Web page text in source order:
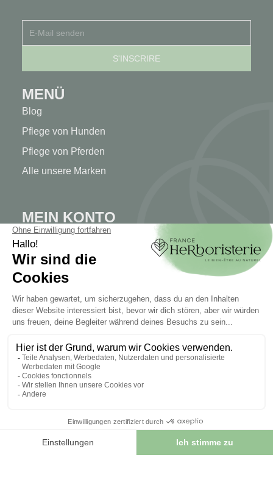
MENÜ
Blog
Pflege von Hunden
Pflege von Pferden
Alle unsere Marken
MEIN KONTO
Mein Konto
Authentifizierung
Seguimiento de pedidos
Cree su cuenta
INFORMATIONEN
Kontaktieren Sie uns
Sitemap
Unser Kräuterladen
Sicheres Bezahlen